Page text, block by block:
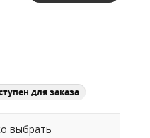
для заказа
выбрать